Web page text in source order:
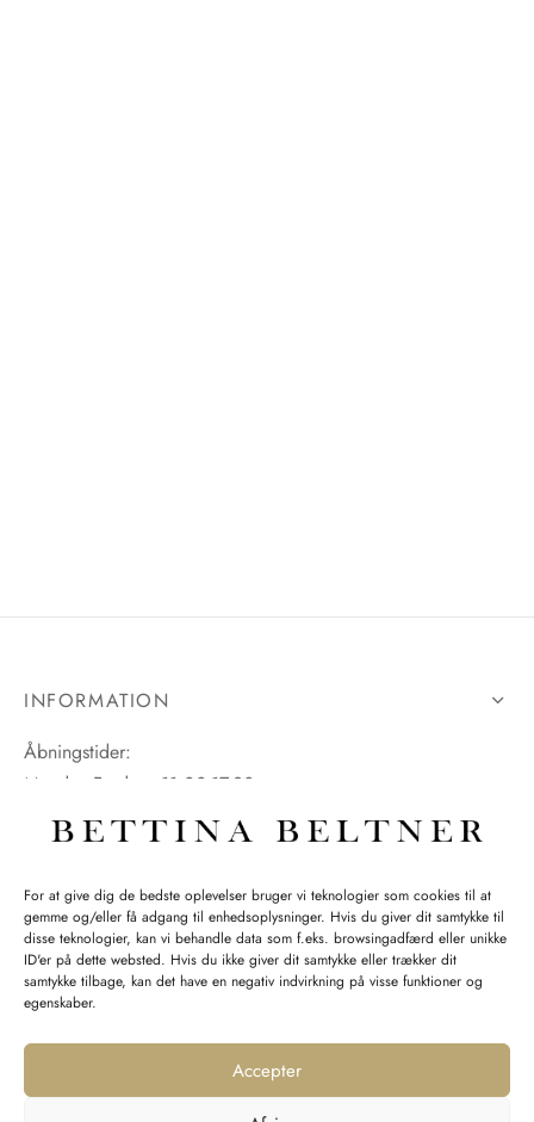
For at give dig de bedste oplevelser bruger vi teknologier som cookies til at
gemme og/eller få adgang til enhedsoplysninger. Hvis du giver dit samtykke til
disse teknologier, kan vi behandle data som f.eks. browsingadfærd eller unikke
ID'er på dette websted. Hvis du ikke giver dit samtykke eller trækker dit
samtykke tilbage, kan det have en negativ indvirkning på visse funktioner og
egenskaber.
Accepter
INFORMATION
Åbningstider:
Mandag-Fredag: 11.00-17.30
Lørdag: 11.00-15.00
SPØRGSMÅL WEBORDRE
BUTIK BETTINA BELTNER